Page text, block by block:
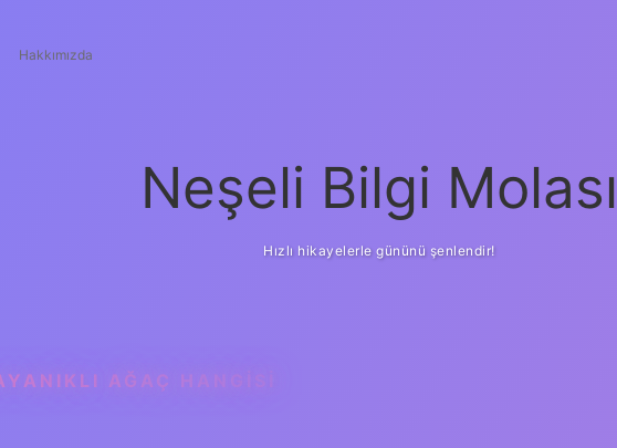
Hakkımızda
Neşeli Bilgi Molası
Hızlı hikayelerle gününü şenlendir!
AĞAÇ HANGISI